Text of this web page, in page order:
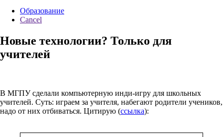
Образование
Cancel
Новые технологии? Только для
учителей
В МГПУ сделали компьютерную инди-игру для школьных
учителей. Суть: играем за учителя, набегают родители учеников,
надо от них отбиваться. Цитирую (ссылка):